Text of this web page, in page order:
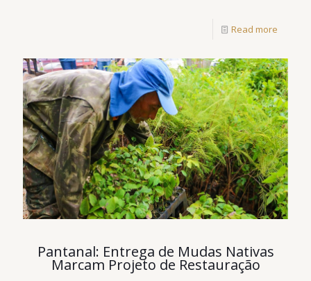
Read more
Pantanal: Entrega de Mudas Nativas
Marcam Projeto de Restauração